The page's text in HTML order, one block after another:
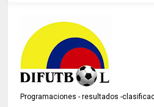
Programaciones - resultados -